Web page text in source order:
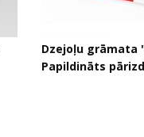
Dzejoļu grāmata
Papildināts